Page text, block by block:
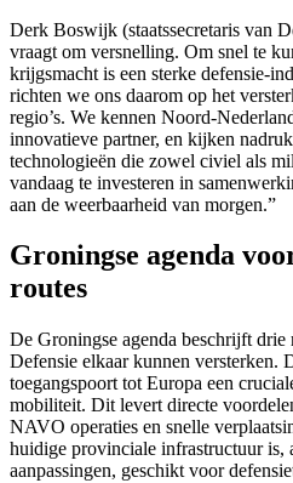
Derk Boswijk (staatssecretaris van
vraagt om versnelling. Om snel te
krijgsmacht is een sterke defensie-
richten we ons daarom op het
regio’s. We kennen Noord-
innovatieve partner, en kijken
technologieën die zowel civiel als
vandaag te investeren in
aan de weerbaarheid van morgen.”
Groningse agenda
routes
De Groningse agenda beschrijft
Defensie elkaar kunnen versterken.
toegangspoort tot Europa een
mobiliteit. Dit levert directe
NAVO operaties en snelle
huidige provinciale infrastructuur is,
aanpassingen, geschikt voor